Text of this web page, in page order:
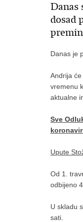
Danas
dosad
Danas je
Andrija
vremenu
aktualne
Sve
Upute
Od 1.
odbijeno
U skladu s
sati.